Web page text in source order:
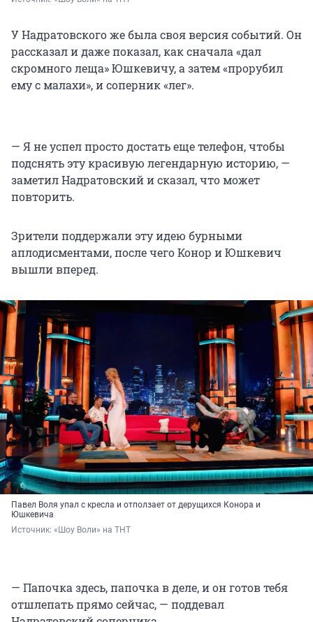
У Надратовского же была своя версия событий. Он
рассказал и даже показал, как сначала «дал
скромного леща» Юшкевичу, а затем «прорубил
ему с малахи», и соперник «лег».
— Я не успел просто достать еще телефон, чтобы
подснять эту красивую легендарную историю, —
заметил Надратовский и сказал, что может
повторить.
Зрители поддержали эту идею бурными
аплодисментами, после чего Конор и Юшкевич
вышли вперед.
Павел Воля упал с кресла и отползает от дерущихся Конора и
Юшкевича
Источник: «Шоу Воли» на ТНТ
— Папочка здесь, папочка в деле, и он готов тебя
отшлепать прямо сейчас, — поддевал